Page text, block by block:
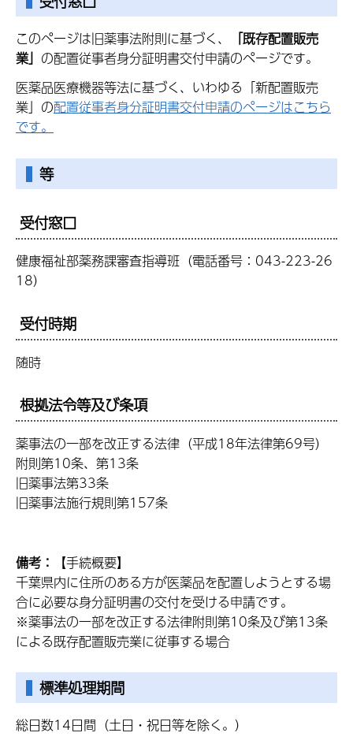
このページは旧薬事法附則に基づく、
「既存配置販売
業」 の配置従事者身分証明書交付申請のページです。
医薬品医療機器等法に基づく、いわゆる「新配置販売
業」の配置従事者身分証明書交付申請のページはこちら
です。
等
受付窓口
健康福祉部薬務課審査指導班（電話番号：043-223-26
18）
受付時期
随時
根拠法令等及び条項
薬事法の一部を改正する法律（平成18年法律第69号）
附則第10条、第13条
旧薬事法第33条
旧薬事法施行規則第157条
備考：
【手続概要】
千葉県内に住所のある方が医薬品を配置しようとする場
合に必要な身分証明書の交付を受ける申請です。
※薬事法の一部を改正する法律附則第10条及び第13条
による既存配置販売業に従事する場合
標準処理期間
総日数14日間（土日・祝日等を除く。）